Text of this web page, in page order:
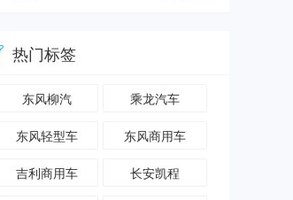
热门标签
东风柳汽 乘龙汽车
东风轻型车 东风商用车
吉利商用车 长安凯程